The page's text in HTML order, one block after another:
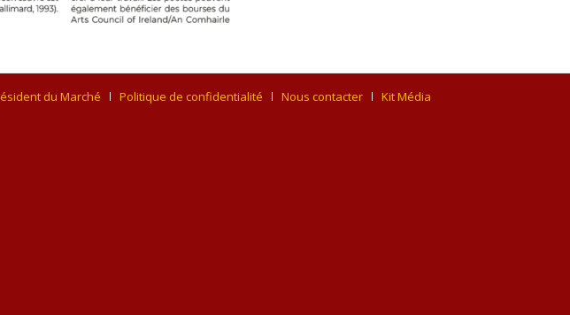
du Marché Politique de confidentialité Nous contacter Kit Média